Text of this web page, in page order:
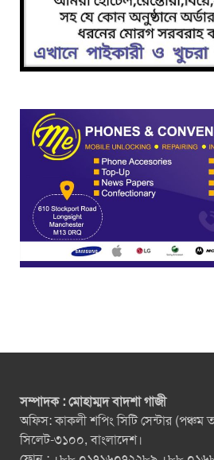
সম্পাদক : মোহাম্মদ বাদশা গাজী
অফিস: কাকলী শপিং সিটি সেন্টার (পঞ্চম
সিলেট-৩১০০, বাংলাদেশ।